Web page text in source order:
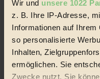
Wir und unsere 1022
z. B. Ihre IP-Adresse,
Informationen auf
so personalisierte
Inhalten,
ermöglichen. Sie
Zwecke nutzt. Sie
Lebensmittel
Natur